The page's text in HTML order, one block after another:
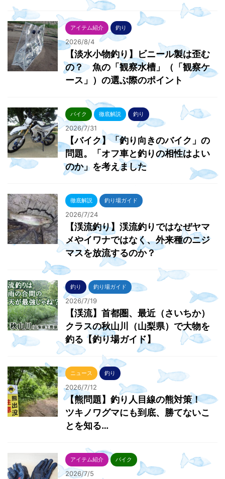
アイテム紹介 釣り
2026/8/4
【淡水小物釣り】ビニール製は歪む
の？ 魚の「観察水槽」（「観察ケ
ース」）の選ぶ際のポイント
バイク 徹底解説 釣り
2026/7/31
【バイク】「釣り向きのバイク」の
問題。「オフ車と釣りの相性はよい
のか」を考えました
徹底解説 釣り場ガイド
2026/7/24
【渓流釣り】渓流釣りではなぜヤマ
メやイワナではなく、外来種のニジ
マスを放流するのか？
釣り 釣り場ガイド
2026/7/19
【渓流】首都圏、最近（さいちか）
クラスの秋山川（山梨県）で大物を
釣る【釣り場ガイド】
ニュース 釣り
2026/7/12
【熊問題】釣り人目線の熊対策！
ツキノワグマにも到底、勝てないこ
とを知る…
アイテム紹介 バイク
2026/7/5